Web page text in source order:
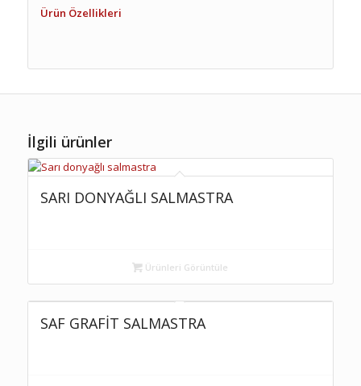
Ürün Özellikleri
İlgili ürünler
SARI DONYAĞLI SALMASTRA
Ürünleri Görüntüle
SAF GRAFİT SALMASTRA